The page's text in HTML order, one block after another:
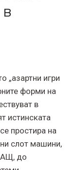
„азартни игри
форми на
в
истинската
простира на
слот машини,
до